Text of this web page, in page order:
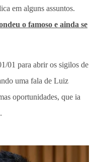
em alguns assuntos.
o famoso e ainda se
01 para abrir os sigilos de
uma fala de Luiz
oportunidades, que ia